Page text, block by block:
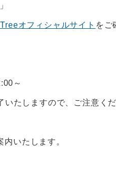
オフィシャルサイト をご
～
たしますので、ご注意くだ
いたします。